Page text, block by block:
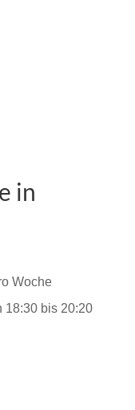
in
Woche
18:30 bis 20:20